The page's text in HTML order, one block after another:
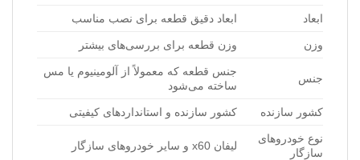
ابعاد
ابعاد دقیق قطعه برای نصب مناسب
وزن وزن قطعه برای بررسی‌های بیشتر
جنس
جنس قطعه که معمولاً از آلومینیوم یا مس
ساخته می‌شود
کشور سازنده کشور سازنده و استانداردهای کیفیتی
نوع خودروهای
سازگار
لیفان x60 و سایر خودروهای سازگار